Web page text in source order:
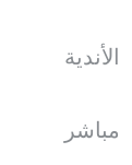
الأندية
مباشر